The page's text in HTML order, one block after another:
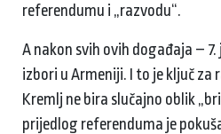
referendumu i „razvodu“.
A nakon svih ovih događaja –
izbori u Armeniji. I to je ključ
Kremlj ne bira slučajno oblik
prijedlog referenduma je